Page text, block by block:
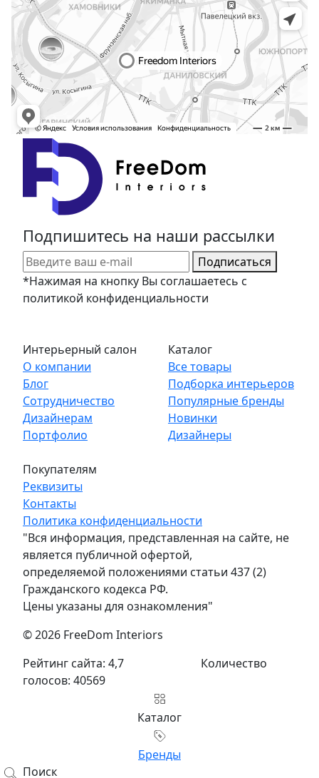
Интерьерный салон
О компании
Блог
Сотрудничество
Дизайнерам
Портфолио
Каталог
Все товары
Подборка интерьеров
Популярные бренды
Новинки
Дизайнеры
Покупателям
Реквизиты
Контакты
Подпишитесь на наши рассылки
Подписаться
*Нажимая на кнопку Вы соглашаетесь с
политикой конфиденциальности
Политика конфиденциальности
"Вся информация, представленная на сайте, не
является публичной офертой,
определяемой положениями статьи 437 (2)
Гражданского кодекса РФ.
Цены указаны для ознакомления"
© 2026 FreeDom Interiors
Рейтинг сайта: 4,7
Количество
голосов: 40569
Каталог
Бренды
Поиск